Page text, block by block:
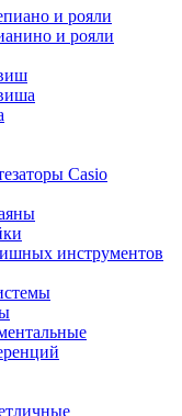
и рояли
и рояли
Casio
инструментов